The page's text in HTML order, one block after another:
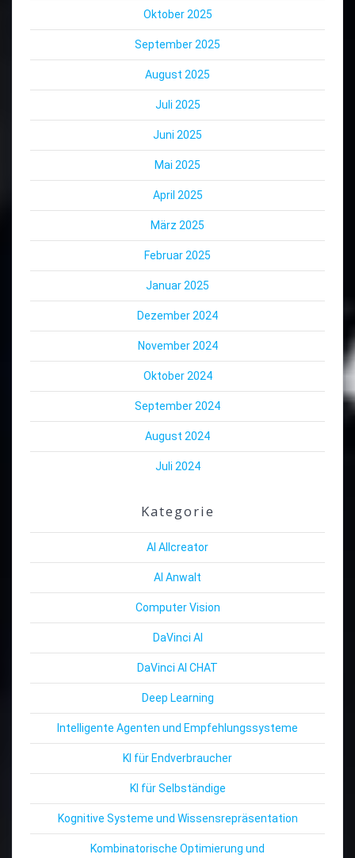
Oktober 2025
September 2025
August 2025
Juli 2025
Juni 2025
Mai 2025
April 2025
März 2025
Februar 2025
Januar 2025
Dezember 2024
November 2024
Oktober 2024
September 2024
August 2024
Juli 2024
Kategorie
AI Allcreator
AI Anwalt
Computer Vision
DaVinci AI
DaVinci AI CHAT
Deep Learning
Intelligente Agenten und Empfehlungssysteme
KI für Endverbraucher
KI für Selbständige
Kognitive Systeme und Wissensrepräsentation
Kombinatorische Optimierung und